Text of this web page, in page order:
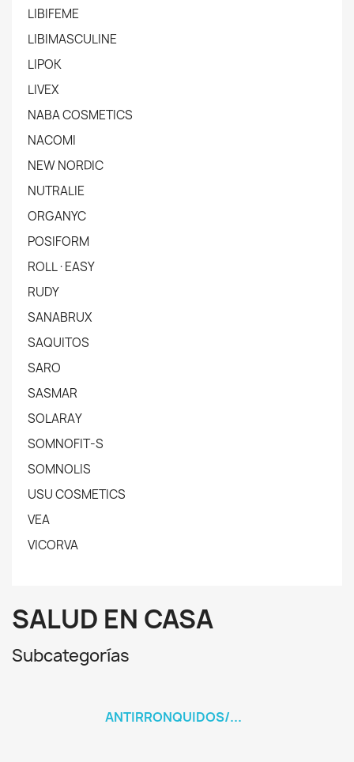
LIBIFEME
LIBIMASCULINE
LIPOK
LIVEX
NABA COSMETICS
NACOMI
NEW NORDIC
NUTRALIE
ORGANYC
POSIFORM
ROLL·EASY
RUDY
SANABRUX
SAQUITOS
SARO
SASMAR
SOLARAY
SOMNOFIT-S
SOMNOLIS
USU COSMETICS
VEA
VICORVA
SALUD EN CASA
Subcategorías
ANTIRRONQUIDOS/...